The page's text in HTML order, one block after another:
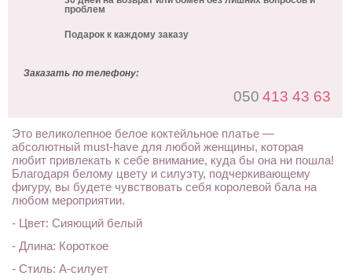
проблем
Подарок к каждому заказу
Заказать по телефону:
050 413 43 63
Это великолепное белое коктейльное платье —
абсолютный must-have для любой женщины, которая
любит привлекать к себе внимание, куда бы она ни пошла!
Благодаря белому цвету и силуэту, подчеркивающему
фигуру, вы будете чувствовать себя королевой бала на
любом мероприятии.
- Цвет: Сияющий белый
- Длина: Короткое
- Стиль: А-силует